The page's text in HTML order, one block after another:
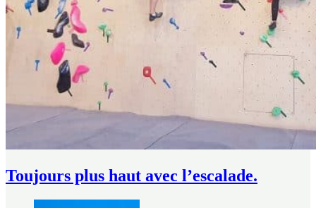
Toujours plus haut avec l’escalade.